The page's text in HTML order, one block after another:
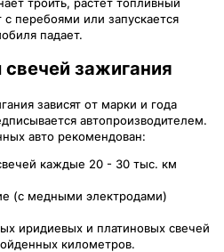
троить, растет топливный
с перебоями или запускается
падает.
зажигания
зависят от марки и года
автопроизводителем.
авто рекомендован:
каждые 20 - 30 тыс. км
(с медными электродами)
иридиевых и платиновых свечей
километров.